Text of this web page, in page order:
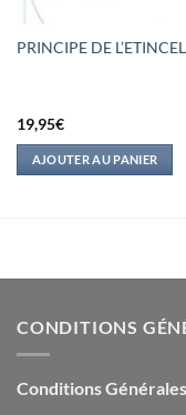
PRINCIPE DE
19,95€
AJOUTER AU PANIER
CONDITIONS
Conditions